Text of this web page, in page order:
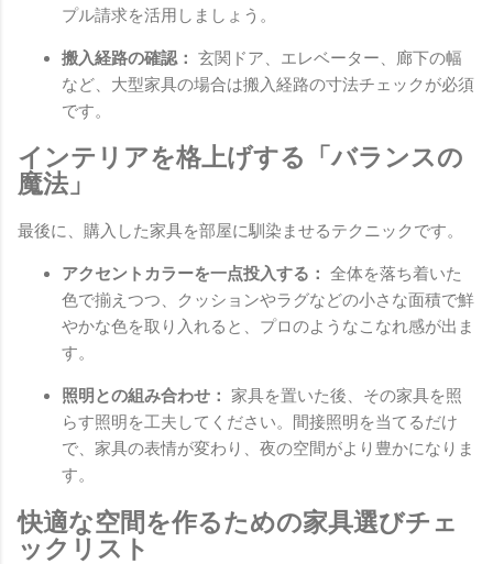
プル請求を活用しましょう。
搬入経路の確認： 玄関ドア、エレベーター、廊下の幅
など、大型家具の場合は搬入経路の寸法チェックが必須
です。
インテリアを格上げする「バランスの
魔法」
最後に、購入した家具を部屋に馴染ませるテクニックです。
アクセントカラーを一点投入する： 全体を落ち着いた
色で揃えつつ、クッションやラグなどの小さな面積で鮮
やかな色を取り入れると、プロのようなこなれ感が出ま
す。
照明との組み合わせ： 家具を置いた後、その家具を照
らす照明を工夫してください。間接照明を当てるだけ
で、家具の表情が変わり、夜の空間がより豊かになりま
す。
快適な空間を作るための家具選びチェ
ックリスト